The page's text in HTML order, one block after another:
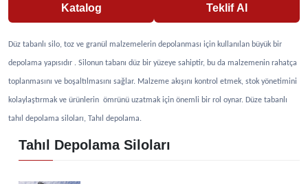
Katalog Teklif Al
Düz tabanlı silo, toz ve granül malzemelerin depolanması için kullanılan büyük bir
depolama yapısıdır . Silonun tabanı düz bir yüzeye sahiptir, bu da malzemenin rahatça
toplanmasını ve boşaltılmasını sağlar. Malzeme akışını kontrol etmek, stok yönetimini
kolaylaştırmak ve ürünlerin ömrünü uzatmak için önemli bir rol oynar. Düze tabanlı
tahıl depolama siloları, Tahıl depolama.
Tahıl Depolama Siloları